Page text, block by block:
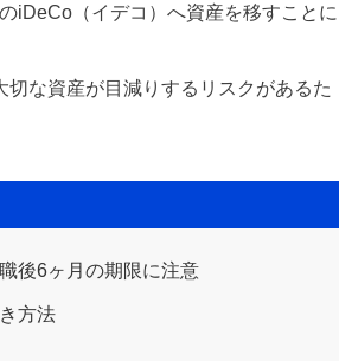
iDeCo（イデコ）へ資産を移すことに
な資産が目減りするリスクがあるた
後6ヶ月の期限に注意
方法